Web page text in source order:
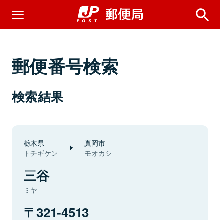
郵便番号検索
検索結果
栃木県
トチギケン
真岡市
モオカシ
三谷
ミヤ
321-4513